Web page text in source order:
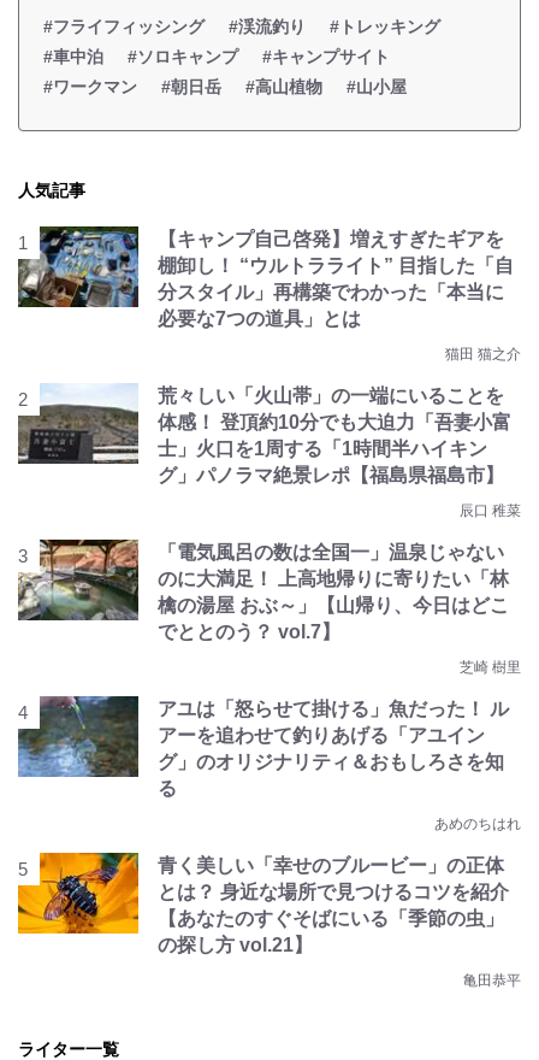
#フライフィッシング #渓流釣り
#トレッキング
#車中泊
#ソロキャンプ
#キャンプサイト
#ワークマン
#朝日岳 #高山植物 #山小屋
人気記事
【キャンプ自己啓発】増えすぎたギアを
棚卸し！ “ウルトラライト” 目指した「自
分スタイル」再構築でわかった「本当に
必要な7つの道具」とは
猫田 猫之介
荒々しい「火山帯」の一端にいることを
体感！ 登頂約10分でも大迫力「吾妻小富
士」火口を1周する「1時間半ハイキン
グ」パノラマ絶景レポ【福島県福島市】
辰口 稚菜
「電気風呂の数は全国一」温泉じゃない
のに大満足！ 上高地帰りに寄りたい「林
檎の湯屋 おぶ～」【山帰り、今日はどこ
でととのう？ vol.7】
芝崎 樹里
アユは「怒らせて掛ける」魚だった！ ル
アーを追わせて釣りあげる「アユイン
グ」のオリジナリティ＆おもしろさを知
る
あめのちはれ
青く美しい「幸せのブルービー」の正体
とは？ 身近な場所で見つけるコツを紹介
【あなたのすぐそばにいる「季節の虫」
の探し方 vol.21】
亀田恭平
ライター一覧